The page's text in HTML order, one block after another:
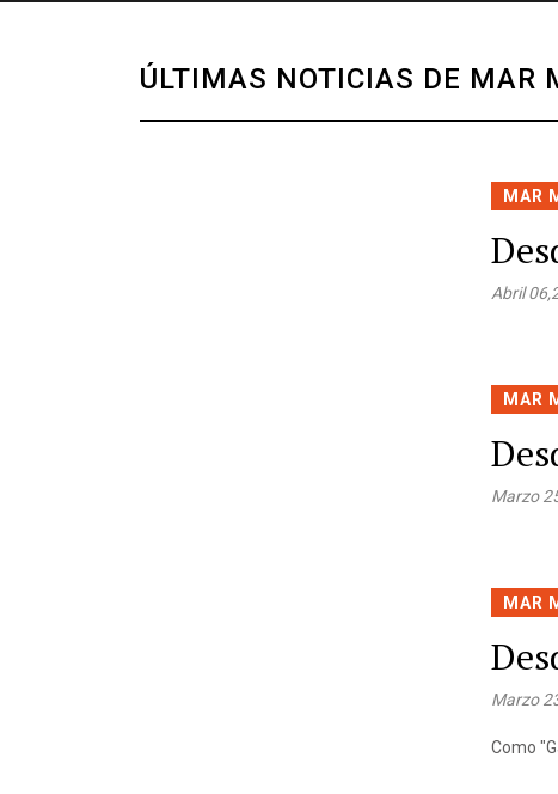
ÚLTIMAS NOTICIAS DE MAR
MAR
Abril
MAR
Marzo
MAR
Marzo
Como